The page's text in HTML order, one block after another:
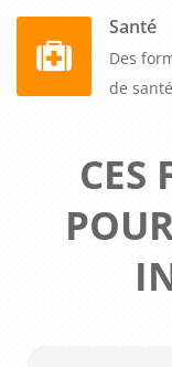
Santé
Des
de santé
CES